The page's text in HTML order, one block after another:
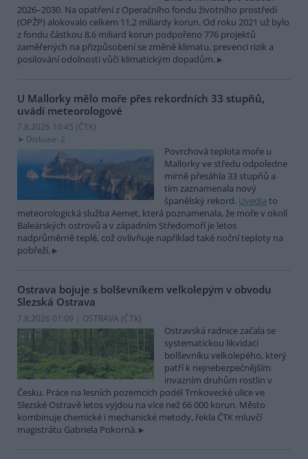
2026–2030. Na opatření z Operačního fondu životního prostředí
(OPŽP) alokovalo celkem 11,2 miliardy korun. Od roku 2021 už bylo
z fondu částkou 8,6 miliard korun podpořeno 776 projektů
zaměřených na přizpůsobení se změně klimatu, prevenci rizik a
posilování odolnosti vůči klimatickým dopadům.
U Mallorky mělo moře přes rekordních 33 stupňů,
uvádí meteorologové
7.8.2026 10:45 (ČTK)
Diskuse: 2
Povrchová teplota moře u
Mallorky ve středu odpoledne
mírně přesáhla 33 stupňů a
tím zaznamenala nový
španělský rekord. Uvedla to
meteorologická služba Aemet, která poznamenala, že moře v okolí
Baleárských ostrovů a v západním Středomoří je letos
nadprůměrně teplé, což ovlivňuje například také noční teploty na
pobřeží.
Ostrava bojuje s bolševníkem velkolepým v obvodu
Slezská Ostrava
7.8.2026 01:09 | OSTRAVA (ČTK)
Ostravská radnice začala se
systematickou likvidací
bolševníku velkolepého, který
patří k nejnebezpečnějším
invazním druhům rostlin v
Česku. Práce na lesních pozemcích podél Trnkovecké ulice ve
Slezské Ostravě letos vyjdou na více než 66 000 korun. Město
kombinuje chemické i mechanické metody, řekla ČTK mluvčí
magistrátu Gabriela Pokorná.